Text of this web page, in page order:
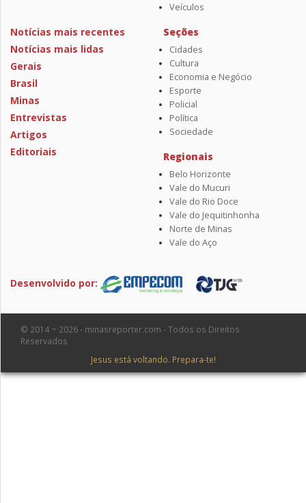
Veículos
Notícias mais recentes
Notícias mais lidas
Gerais
Brasil
Minas
Entrevistas
Artigos
Editoriais
Seções
Cidades
Cultura
Economia e Negócio
Esporte
Policial
Política
Sociedade
Regionais
Belo Horizonte
Vale do Mucuri
Vale do Rio Doce
Vale do Jequitinhonha
Norte de Minas
Vale do Aço
Desenvolvido por:
© 2014 ~ 2026 - minasreporter.com - Todos os Direitos
Reservados
Jesus está voltando. Prepara-te!